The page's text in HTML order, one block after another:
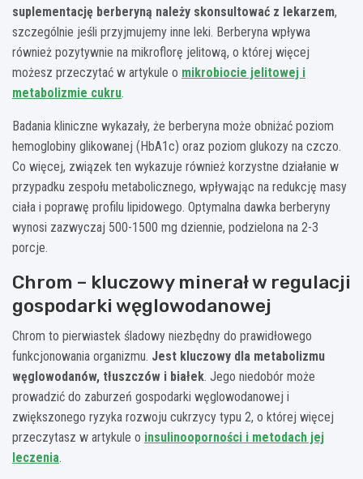
suplementację berberyną należy skonsultować z lekarzem,
szczególnie jeśli przyjmujemy inne leki. Berberyna wpływa
również pozytywnie na mikroflorę jelitową, o której więcej
możesz przeczytać w artykule o mikrobiocie jelitowej i
metabolizmie cukru.
Badania kliniczne wykazały, że berberyna może obniżać poziom
hemoglobiny glikowanej (HbA1c) oraz poziom glukozy na czczo.
Co więcej, związek ten wykazuje również korzystne działanie w
przypadku zespołu metabolicznego, wpływając na redukcję masy
ciała i poprawę profilu lipidowego. Optymalna dawka berberyny
wynosi zazwyczaj 500-1500 mg dziennie, podzielona na 2-3
porcje.
Chrom – kluczowy minerał w regulacji
gospodarki węglowodanowej
Chrom to pierwiastek śladowy niezbędny do prawidłowego
funkcjonowania organizmu. Jest kluczowy dla metabolizmu
węglowodanów, tłuszczów i białek. Jego niedobór może
prowadzić do zaburzeń gospodarki węglowodanowej i
zwiększonego ryzyka rozwoju cukrzycy typu 2, o której więcej
przeczytasz w artykule o insulinooporności i metodach jej
leczenia.